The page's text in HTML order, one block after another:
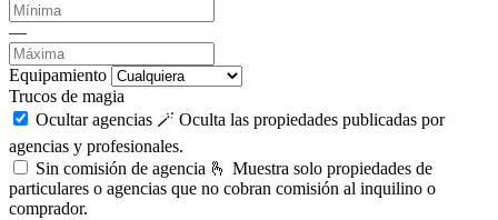
—
Equipamiento
Trucos de magia
Ocultar agencias 🪄 Oculta las propiedades publicadas por
agencias y profesionales.
Sin comisión de agencia 🫰 Muestra solo propiedades de
particulares o agencias que no cobran comisión al inquilino o
comprador.